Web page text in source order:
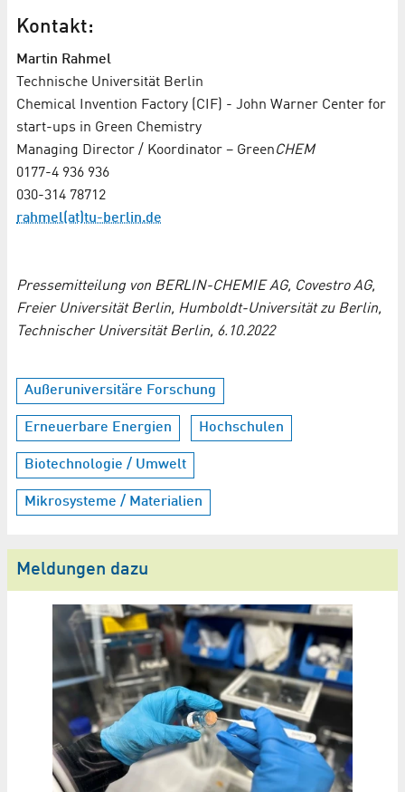
Kontakt:
Martin Rahmel
Technische Universität Berlin
Chemical Invention Factory (CIF) - John Warner Center for
start-ups in Green Chemistry
Managing Director / Koordinator – GreenCHEM
0177-4 936 936
030-314 78712
rahmel(at)tu-berlin.de
Pressemitteilung von BERLIN-CHEMIE AG, Covestro AG,
Freier Universität Berlin, Humboldt-Universität zu Berlin,
Technischer Universität Berlin, 6.10.2022
Außeruniversitäre Forschung
Erneuerbare Energien Hochschulen
Biotechnologie / Umwelt
Mikrosysteme / Materialien
Meldungen dazu